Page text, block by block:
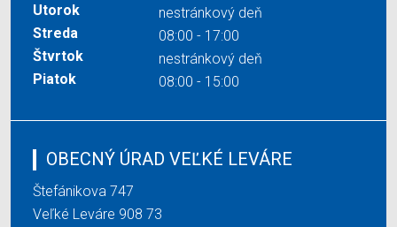
Utorok
nestránkový deň
Streda
08:00 - 17:00
Štvrtok
nestránkový deň
Piatok
08:00 - 15:00
OBECNÝ ÚRAD VEĽKÉ LEVÁRE
Štefánikova 747
Veľké Leváre 908 73